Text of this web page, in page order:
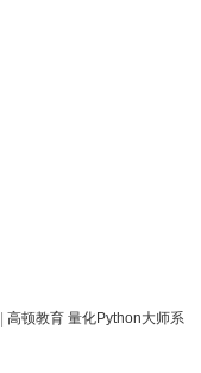
|高顿教育 量化Python大师系